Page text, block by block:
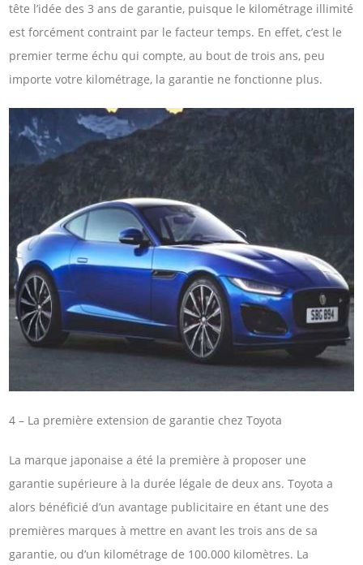
tête l’idée des 3 ans de garantie, puisque le kilométrage illimité
est forcément contraint par le facteur temps. En effet, c’est le
premier terme échu qui compte, au bout de trois ans, peu
importe votre kilométrage, la garantie ne fonctionne plus.
4 – La première extension de garantie chez Toyota
La marque japonaise a été la première à proposer une
garantie supérieure à la durée légale de deux ans. Toyota a
alors bénéficié d’un avantage publicitaire en étant une des
premières marques à mettre en avant les trois ans de sa
garantie, ou d’un kilométrage de 100.000 kilomètres. La